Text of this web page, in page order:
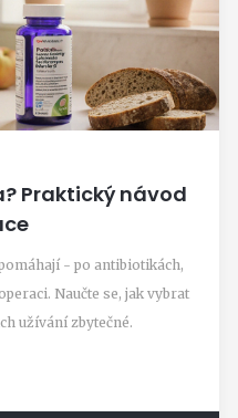
Praktický návod
- po antibiotikách,
Naučte se, jak vybrat
užívání zbytečné.